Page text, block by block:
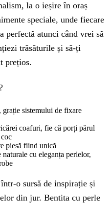
la o ieșire în oraș
speciale, unde fiecare
perfectă atunci când vrei să
trăsăturile și să-ți
prețios.
sistemului de fixare
coafuri, fie că porți părul
piesă fiind unică
cu eleganța perlelor,
o sursă de inspirație și
din jur. Bentita cu perle